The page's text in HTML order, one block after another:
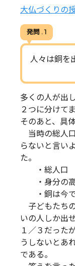
大仏づくりの
発問 . 1
人々は銅を
多くの人が出
２つに分けて
そのあと、具
当時の総人
らないと言い
た。
・総人口
・身分の高
・銅は今で
子どもたち
いの人しか出
１／３だった
うしないとあ
である。